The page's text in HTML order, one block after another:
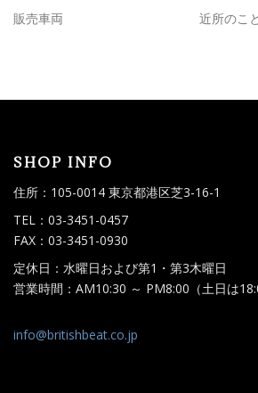
販売車両
近所のこと
SHOP INFO
住所：105-0014 東京都港区芝3-16-1
TEL：03-3451-0457
FAX：03-3451-0930
定休日：水曜日および第1・第3木曜日
営業時間：AM10:30 ～ PM8:00（土日は
info@britishbeat.co.jp